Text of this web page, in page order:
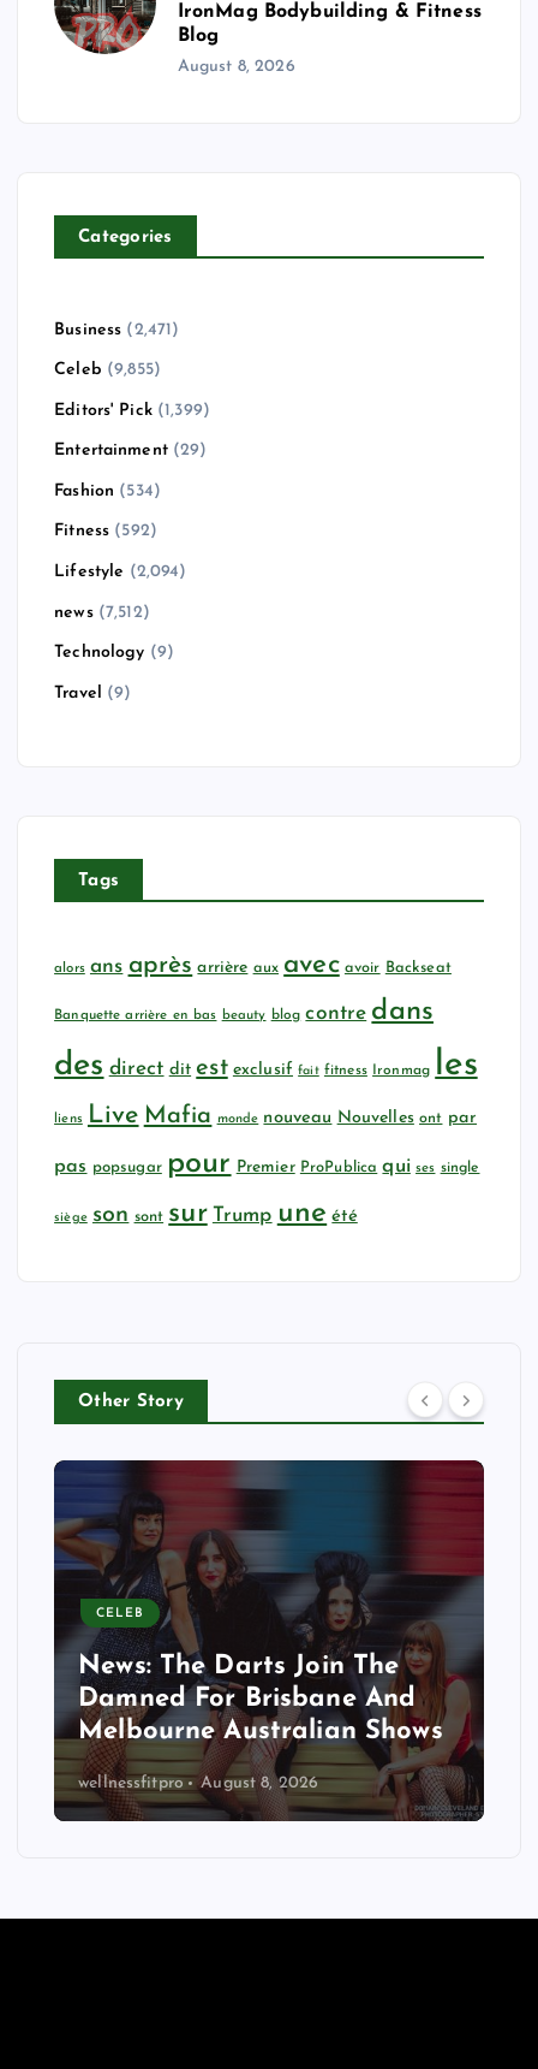
IronMag Bodybuilding & Fitness
Blog
August 8, 2026
Categories
Business (2,471)
Celeb (9,855)
Editors' Pick(1,399)
Entertainment(29)
Fashion (534)
Fitness (592)
Lifestyle (2,094)
news(7,512)
Technology (9)
Travel (9)
Tags
alors ans après arrière aux avec avoir Backseat
Banquette arrière en bas beauty blog contre dans
des direct dit est exclusif fait fitness Ironmag les
liens Live Mafia monde nouveau Nouvelles ont par
pas popsugar pour Premier ProPublica qui ses single
siège son sont sur Trump une été
Other Story
CELEB
News: The Darts Join The
Damned For Brisbane And
Melbourne Australian Shows
wellnessfitpro August 8, 2026